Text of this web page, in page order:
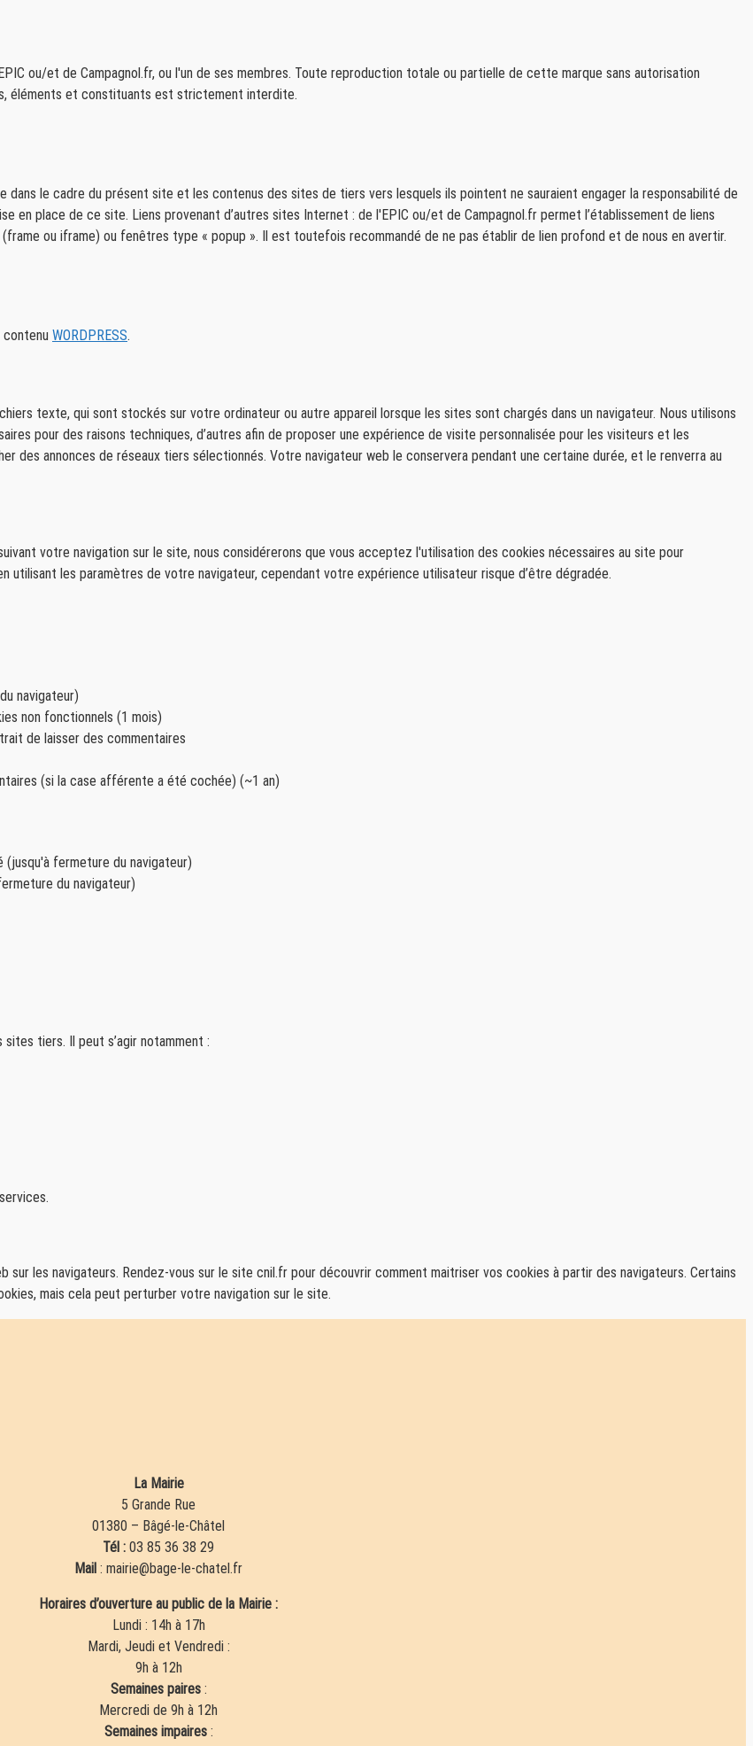
ou/et de Campagnol.fr, ou l'un de ses membres. Toute reproduction totale ou partielle de cette marque sans autorisation
éléments et constituants est strictement interdite.
le cadre du présent site et les contenus des sites de tiers vers lesquels ils pointent ne sauraient engager la responsabilité de
en place de ce site. Liens provenant d’autres sites Internet : de l'EPIC ou/et de Campagnol.fr permet l’établissement de liens
ou iframe) ou fenêtres type « popup ». Il est toutefois recommandé de ne pas établir de lien profond et de nous en avertir.
contenu WORDPRESS.
texte, qui sont stockés sur votre ordinateur ou autre appareil lorsque les sites sont chargés dans un navigateur. Nous utilisons
pour des raisons techniques, d’autres afin de proposer une expérience de visite personnalisée pour les visiteurs et les
des annonces de réseaux tiers sélectionnés. Votre navigateur web le conservera pendant une certaine durée, et le renverra au
votre navigation sur le site, nous considérerons que vous acceptez l'utilisation des cookies nécessaires au site pour
les paramètres de votre navigateur, cependant votre expérience utilisateur risque d’être dégradée.
navigateur)
non fonctionnels (1 mois)
de laisser des commentaires
(si la case afférente a été cochée) (~1 an)
fermeture du navigateur)
du navigateur)
tiers. Il peut s’agir notamment :
les navigateurs. Rendez-vous sur le site cnil.fr pour découvrir comment maitriser vos cookies à partir des navigateurs. Certains
mais cela peut perturber votre navigation sur le site.
La Mairie
5 Grande Rue
01380 – Bâgé-le-Châtel
Tél : 03 85 36 38 29
Mail : mairie@bage-le-chatel.fr
Horaires d’ouverture au public de la Mairie :
Lundi : 14h à 17h
Mardi, Jeudi et Vendredi :
9h à 12h
Semaines paires:
Mercredi de 9h à 12h
Semaines impaires: